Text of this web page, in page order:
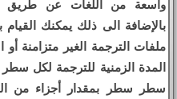
واسعة من اللغات عن طريق
بالإضافة الى ذلك يمكنك القيام
ملفات الترجمة الغير متزامنة
المدة الزمنية للترجمة لكل
سطر سطر بمقدار أجزاء من